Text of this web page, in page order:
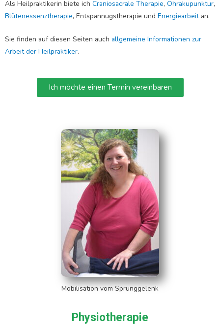
Als Heilpraktikerin biete ich Craniosacrale Therapie, Ohrakupunktur,
Blütenessenztherapie, Entspannugstherapie und Energiearbeitan.
Sie finden auf diesen Seiten auch allgemeine Informationen zur
Arbeit der Heilpraktiker.
Ich möchte einen Termin vereinbaren
Mobilisation vom Sprunggelenk
Physiotherapie